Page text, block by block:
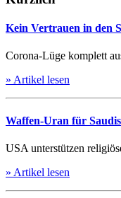
Kein Vertrauen in den
Corona-Lüge komplett
» Artikel lesen
Waffen-Uran für Saudis
USA unterstützen
» Artikel lesen